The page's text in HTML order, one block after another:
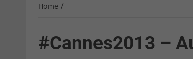
Home /
#Cannes2013 –